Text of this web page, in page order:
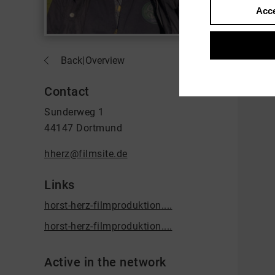
Back|Overview
Contact
Sunderweg 1
44147 Dortmund
hherz@filmsite.de
Links
horst-herz-filmproduktion....
horst-herz-filmproduktion....
Active in the network